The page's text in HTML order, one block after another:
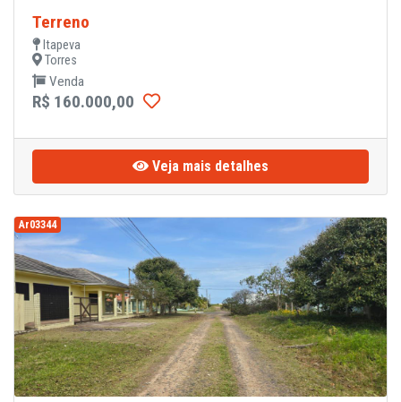
Terreno
Itapeva
Torres
Venda
R$ 160.000,00
Veja mais detalhes
Ar03344